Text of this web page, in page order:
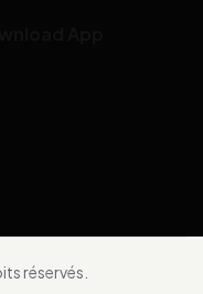
réservés.